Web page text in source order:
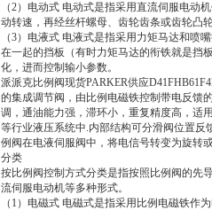
（2）电动式 电动式是指采用直流伺服电动
动转速，再经丝杆螺母、齿轮齿条或齿轮凸
（3）电液式 电液式是指采用力矩马达和喷
在一起的挡板（有时力矩马达的衔铁就是挡
化，进而控制输小参数。
派派克比例阀现货PARKER供应
的集成调节阀，由比例电磁铁控制带电反馈
调，通油能力强，滞环小，重复精度高，适
等行业液压系统中.内部结构可分滑阀位置反
例阀在电液伺服阀中，将电信号转变为旋转或
分类
按比例阀控制方式分类是指按照比例阀的先
流伺服电动机等多种形式。
（1）电磁式 电磁式是指采用比例电磁铁作